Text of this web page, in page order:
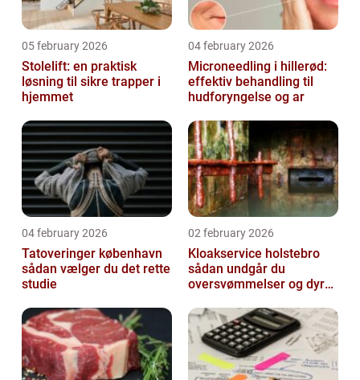
05 february 2026
Stolelift: en praktisk
løsning til sikre trapper i
hjemmet
04 february 2026
Microneedling i hillerød:
effektiv behandling til
hudforyngelse og ar
04 february 2026
Tatoveringer københavn
sådan vælger du det rette
studie
02 february 2026
Kloakservice holstebro
sådan undgår du
oversvømmelser og dyre